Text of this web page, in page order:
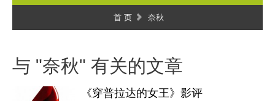
首 页 奈秋
与 "奈秋" 有关的文章
《穿普拉达的女王》影评